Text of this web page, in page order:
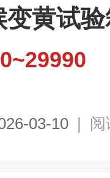
黄试
03-10 | 阅